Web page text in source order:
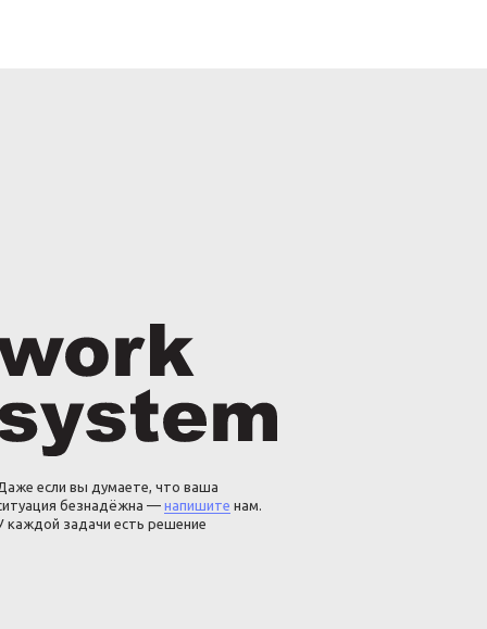
если вы думаете, что ваша
безнадёжна — напишите нам.
каждой задачи есть решение